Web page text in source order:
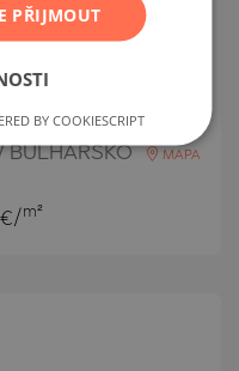
byt na první
BULHARSKO MAPA
m²
CZECH
PŘIJMOUT
BY COOKIESCRIPT